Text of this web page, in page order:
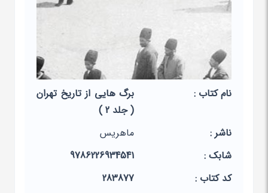
نام کتاب :
برگ هایی از تاریخ تهران
( جلد 2 )
ناشر :
ماهریس
شابک :
9786226934541
کد کتاب :
283877